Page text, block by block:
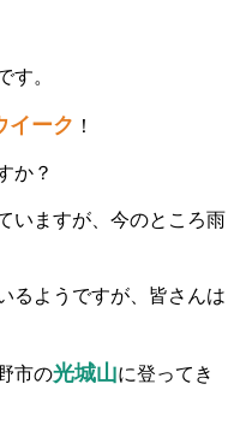
す。
イーク ！
か？
いますが、今のところ雨
るようですが、皆さんは
市の光城山に登ってき